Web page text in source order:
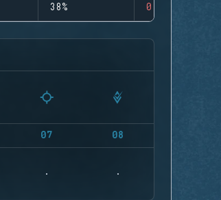
38% 0
07 08